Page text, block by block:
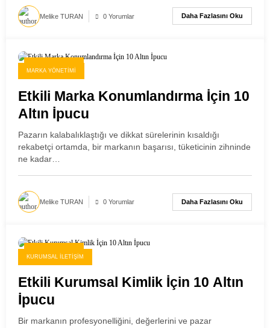
Melike TURAN 0 Yorumlar Daha Fazlasını Oku
25 Kasım 2025
MARKA YÖNETIMI
Etkili Marka Konumlandırma İçin 10
Altın İpucu
Pazarın kalabalıklaştığı ve dikkat sürelerinin kısaldığı
rekabetçi ortamda, bir markanın başarısı, tüketicinin zihninde
ne kadar…
Melike TURAN 0 Yorumlar Daha Fazlasını Oku
24 Kasım 2025
KURUMSAL İLETIŞIM
Etkili Kurumsal Kimlik İçin 10 Altın
İpucu
Bir markanın profesyonelliğini, değerlerini ve pazar